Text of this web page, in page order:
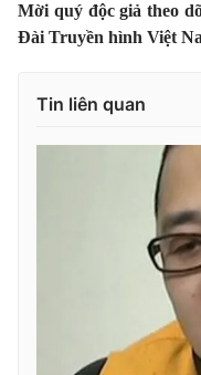
VTV Money
VTV Sức khoẻ
Thị trường 24h
Liên hệ tòa soạn
Mời quý độc giả theo
Đài Truyền hình Việt
Tin liên quan